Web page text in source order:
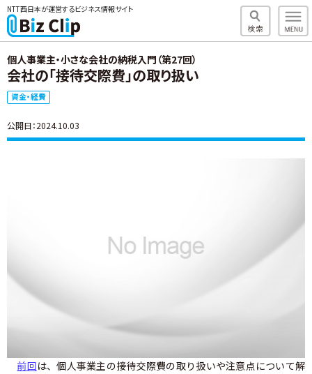
NTT西日本が運営するビジネス情報サイト
個人事業主・小さな会社の納税入門（第27回）
会社の「接待交際費」の取り扱い
資金・経費
公開日：2024.10.03
前回は、個人事業主の接待交際費の取り扱いや注意点について解